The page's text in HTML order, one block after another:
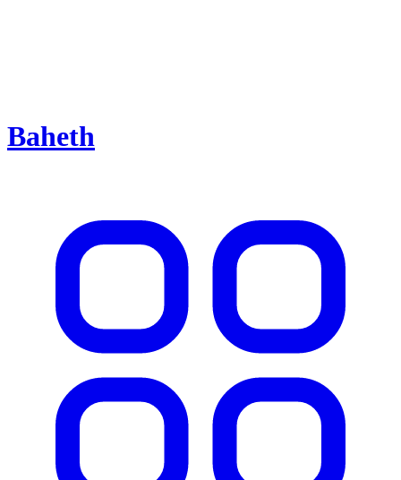
Baheth